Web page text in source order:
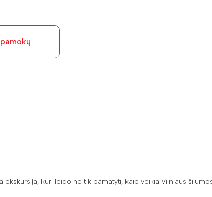
kuri leido ne tik pamatyti, kaip veikia Vilniaus